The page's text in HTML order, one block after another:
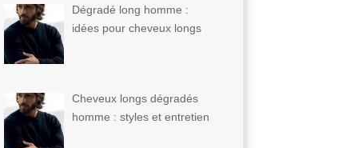
Dégradé long homme :
idées pour cheveux longs
Cheveux longs dégradés
homme : styles et entretien